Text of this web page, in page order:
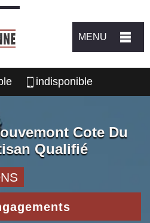
MENU
indisponible
Cote Du
Qualifié